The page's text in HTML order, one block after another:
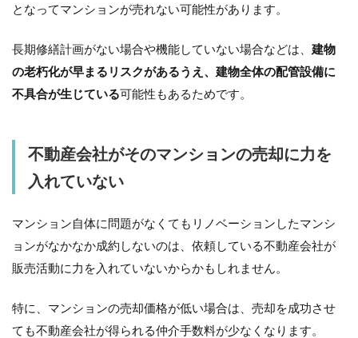
となってマンションが売れない可能性があります。
長期修繕計画がない場合や機能していない場合などは、 建物
の老朽化が早まるリスクがあるうえ、建物全体の配管設備に
不具合が生じている可能性もあるためです。
不動産会社がそのマンションの売却に力を
入れていない
マンション自体に問題がなくてもリノベーションしたマンシ
ョンがなかなか成約しないのは、依頼している不動産会社が
販売活動に力を入れていないからかもしれません。
特に、マンションの売却価格が低い場合は、売却を成功させ
ても不動産会社が得られる仲介手数料が少なくなります。